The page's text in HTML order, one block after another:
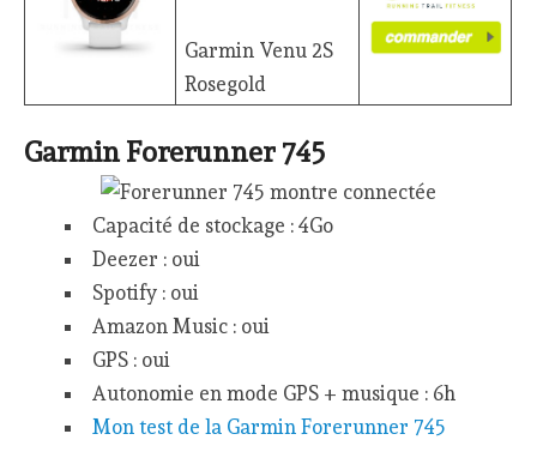
Garmin Venu 2S
Rosegold
Garmin Forerunner 745
Capacité de stockage : 4Go
Deezer : oui
Spotify : oui
Amazon Music : oui
GPS : oui
Autonomie en mode GPS + musique : 6h
Mon test de la Garmin Forerunner 745